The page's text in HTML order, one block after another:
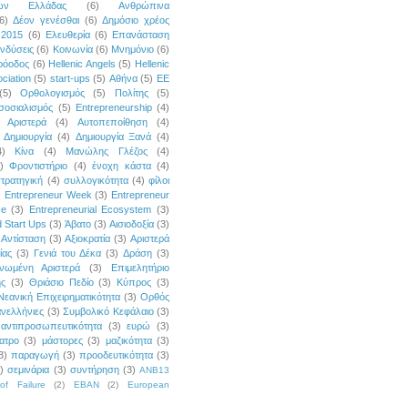
Ελλάδας
(6)
Ανθρώπινα
Δέον γενέσθαι (6) Δημόσιο χρέος
(6) Ελευθερία (6) Επανάσταση
(6) Κοινωνία (6) Μνημόνιο (6)
(6) Hellenic Angels (5) Hellenic
(5) start-ups (5) Αθήνα (5) ΕΕ
(5) Ορθολογισμός (5) Πολίτης
(5)
(5) Entrepreneurship (4)
Αριστερά (4) Αυτοπεποίθηση
(4)
Δημιουργία (4) Δημιουργία Ξανά (4)
Κίνα (4) Μανώλης Γλέζος
(4)
Φροντιστήριο (4) ένοχη κάστα (4)
(4) συλλογικότητα (4) φίλοι
Entrepreneur Week (3) Entrepreneur
(3) Entrepreneurial Ecosystem (3)
Start Ups (3) Άβατο (3) Αισιοδοξία (3)
Αντίσταση (3) Αξιοκρατία (3) Αριστερά
(3) Γενιά του Δέκα (3) Δράση (3)
Αριστερά (3)
Επιμελητήριο
(3) Θριάσιο Πεδίο (3) Κύπρος (3)
Επιχειρηματικότητα (3) Ορθός
(3) Συμβολικό Κεφάλαιο (3)
αντιπροσωπευτικότητα (3) ευρώ
(3)
(3) μάστορες (3) μαζικότητα (3)
παραγωγή (3) προοδευτικότητα (3)
σεμινάρια (3) συντήρηση (3) ANB13
Failure (2) EBAN (2)
European